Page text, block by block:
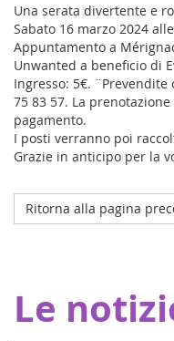
Una serata divertente e
Sabato 16 marzo 2024
Appuntamento a
Unwanted a beneficio di
Ingresso: 5€.
75 83 57. La
pagamento.
I posti verranno poi
Grazie in anticipo per la
Ritorna alla pagina
Le
sovvenzione di 20.000
allestire uno spazio